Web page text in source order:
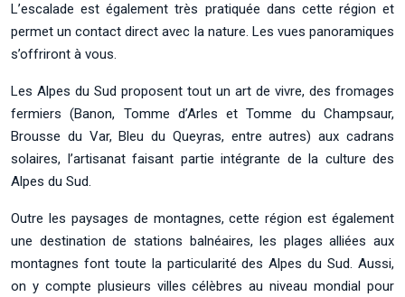
L’escalade est également très pratiquée dans cette région et
permet un contact direct avec la nature. Les vues panoramiques
s’offriront à vous.
Les Alpes du Sud proposent tout un art de vivre, des fromages
fermiers (Banon, Tomme d’Arles et Tomme du Champsaur,
Brousse du Var, Bleu du Queyras, entre autres) aux cadrans
solaires, l’artisanat faisant partie intégrante de la culture des
Alpes du Sud.
Outre les paysages de montagnes, cette région est également
une destination de stations balnéaires, les plages alliées aux
montagnes font toute la particularité des Alpes du Sud. Aussi,
on y compte plusieurs villes célèbres au niveau mondial pour